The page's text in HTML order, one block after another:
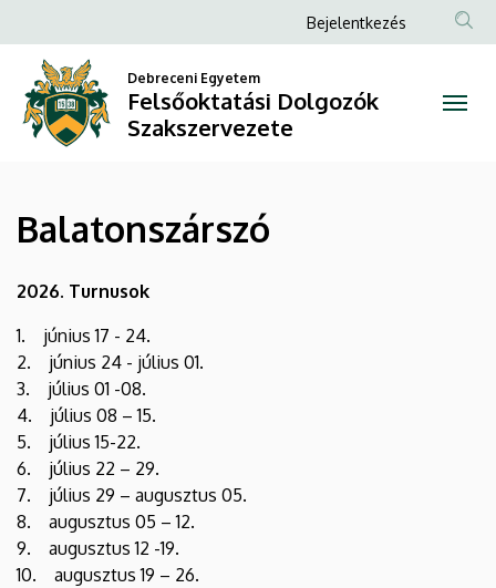
Felsőoktatási
Dolgozók
Szakszervezete
a
tartalomra
Anonim
fiók
menüje
Bejelentkezés
Debreceni Egyetem
Felsőoktatási Dolgozók
Szakszervezete
Balatonszárszó
2026. Turnusok
1. június 17 - 24.
2. június 24 - július 01.
3. július 01 -08.
4. július 08 – 15.
5. július 15-22.
6. július 22 – 29.
7. július 29 – augusztus 05.
8. augusztus 05 – 12.
9. augusztus 12 -19.
10. augusztus 19 – 26.